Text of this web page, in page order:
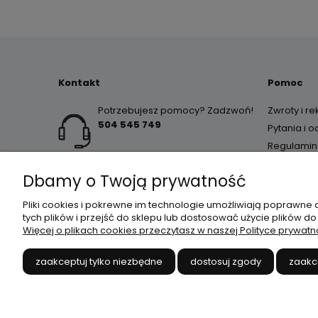
Kontakt
Potrzebujesz pomocy? Zadzwoń!
504 545 749
Pomoc
Zwroty i
Pytania i
Regulamin
Dbamy o Twoją prywatność
Pliki cookies i pokrewne im technologie umożliwiają
tych plików i przejść do sklepu lub dostosować użycie plików
Więcej o plikach cookies przeczytasz w naszej Polityce
zaakceptuj tylko niezbędne dostosuj zgody